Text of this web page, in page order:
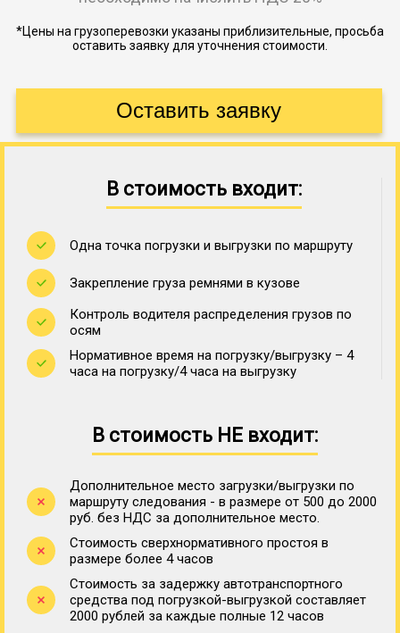
*Цены на грузоперевозки указаны приблизительные, просьба
оставить заявку для уточнения стоимости.
В стоимость входит:
Одна точка погрузки и выгрузки по маршруту
Закрепление груза ремнями в кузове
Контроль водителя распределения грузов по
осям
Нормативное время на погрузку/выгрузку – 4
часа на погрузку/4 часа на выгрузку
В стоимость НЕ входит:
Дополнительное место загрузки/выгрузки по
маршруту следования - в размере от 500 до 2000
руб. без НДС за дополнительное место.
Стоимость сверхнормативного простоя в
размере более 4 часов
Стоимость за задержку автотранспортного
средства под погрузкой-выгрузкой составляет
2000 рублей за каждые полные 12 часов